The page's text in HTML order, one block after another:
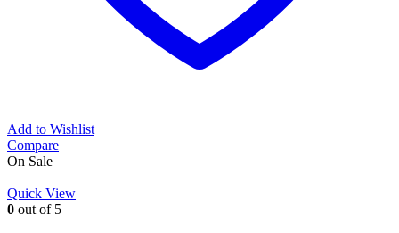
Add to Wishlist
Compare
On Sale
Quick View
0 out of 5